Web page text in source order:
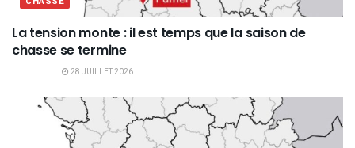
La tension monte : il est temps que la saison de
chasse se termine
28 JUILLET 2026